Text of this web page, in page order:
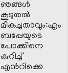
ഞങ്ങൾ
കൂടുതൽ
മികച്ചതാവും:എം
ബപ്പേയുടെ
പോക്കിനെ
കുറിച്ച്
എൻറിക്കെ